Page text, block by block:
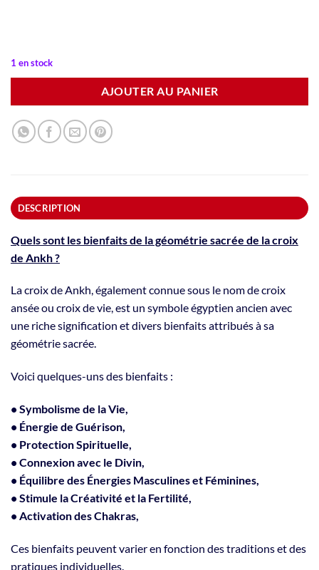
1 en stock
AJOUTER AU PANIER
DESCRIPTION
Quels sont les bienfaits de la géométrie sacrée de la croix
de Ankh ?
La croix de Ankh, également connue sous le nom de croix
ansée ou croix de vie, est un symbole égyptien ancien avec
une riche signification et divers bienfaits attribués à sa
géométrie sacrée.
Voici quelques-uns des bienfaits :
• Symbolisme de la Vie,
• Énergie de Guérison,
• Protection Spirituelle,
• Connexion avec le Divin,
• Équilibre des Énergies Masculines et Féminines,
• Stimule la Créativité et la Fertilité,
• Activation des Chakras,
Ces bienfaits peuvent varier en fonction des traditions et des
pratiques individuelles.